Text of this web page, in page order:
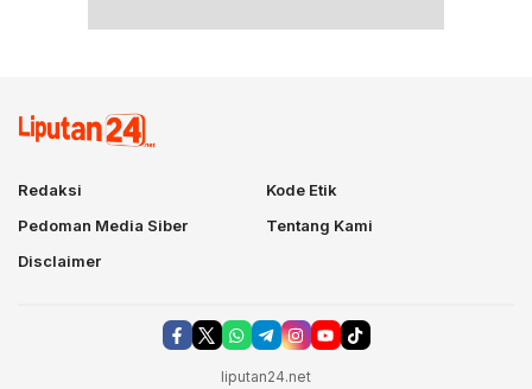
Redaksi
Kode Etik
Pedoman Media Siber
Tentang Kami
Disclaimer
liputan24.net